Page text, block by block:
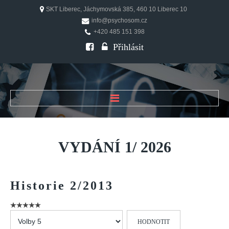
SKT Liberec, Jáchymovská 385, 460 10 Liberec 10
info@psychosom.cz
+420 485 151 398
Přihlásit
ÚVOD
O ČASOPISU
Historie
FAQ
PSYCHOSOM
VYDÁNÍ 1/ 2026
Historie 2/2013
prosím